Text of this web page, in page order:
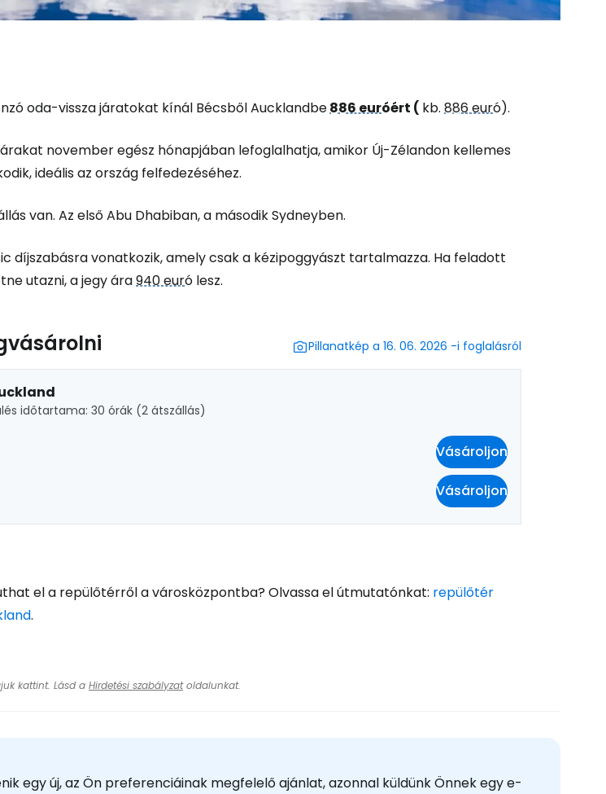
oda-vissza járatokat kínál Bécsből Aucklandbe886 euróért ( kb. 886 euró).
november egész hónapjában lefoglalhatja, amikor Új-Zélandon kellemes
ideális az ország felfedezéséhez.
van. Az első Abu Dhabiban, a második Sydneyben.
díjszabásra vonatkozik, amely csak a kézipoggyászt tartalmazza. Ha feladott
utazni, a jegy ára940 euró lesz.
Pillanatkép a 16. 06. 2026 -i foglalásról
időtartama: 30 órák (2 átszállás)
Vásároljon
Vásároljon
el a repülőtérről a városközpontba? Olvassa el útmutatónkat: repülőtér
.
kattint. Lásd a Hirdetési szabályzatoldalunkat.
egy új, az Ön preferenciáinak megfelelő ajánlat, azonnal küldünk Önnek egy e-
Bejelentkezés a Cestee-be
Folytatás a Facebookkal